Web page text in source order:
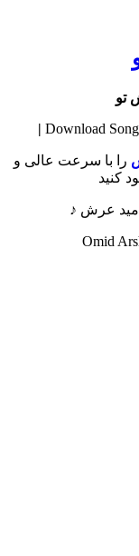
تو
را با سرعت عالی و
کنید
امید عرش ♪